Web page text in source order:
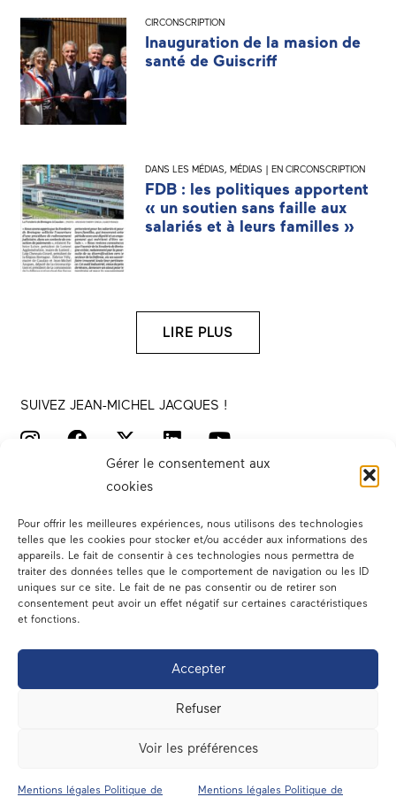
Gérer le consentement aux
cookies
Pour offrir les meilleures expériences, nous utilisons des technologies
telles que les cookies pour stocker et/ou accéder aux informations des
appareils. Le fait de consentir à ces technologies nous permettra de
traiter des données telles que le comportement de navigation ou les ID
uniques sur ce site. Le fait de ne pas consentir ou de retirer son
consentement peut avoir un effet négatif sur certaines caractéristiques
et fonctions.
Accepter
Refuser
Voir les préférences
Mentions légales Politique de Mentions légales Politique de
CIRCONSCRIPTION
Inauguration de la masion de
santé de Guiscriff
DANS LES MÉDIAS, MÉDIAS | EN CIRCONSCRIPTION
FDB : les politiques apportent
« un soutien sans faille aux
salariés et à leurs familles »
LIRE PLUS
SUIVEZ JEAN-MICHEL JACQUES !
Votre député
Dans les médias
En circonscription
A l’assemblée
Contact